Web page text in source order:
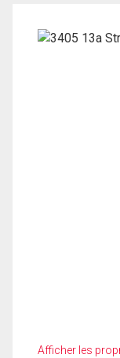
Afficher les